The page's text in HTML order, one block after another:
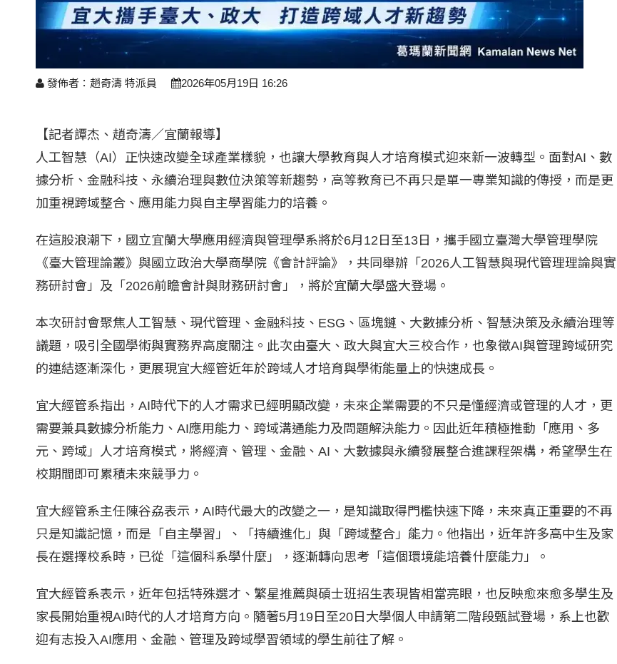
發佈者：趙奇濤 特派員 2026年05月19日 16:26
【記者譚杰、趙奇濤／宜蘭報導】
人工智慧（AI）正快速改變全球產業樣貌，也讓大學教育與人才培育模式迎來新一波轉型。面對AI、數
據分析、金融科技、永續治理與數位決策等新趨勢，高等教育已不再只是單一專業知識的傳授，而是更
加重視跨域整合、應用能力與自主學習能力的培養。
在這股浪潮下，國立宜蘭大學應用經濟與管理學系將於6月12日至13日，攜手國立臺灣大學管理學院
《臺大管理論叢》與國立政治大學商學院《會計評論》，共同舉辦「2026人工智慧與現代管理理論與實
務研討會」及「2026前瞻會計與財務研討會」，將於宜蘭大學盛大登場。
本次研討會聚焦人工智慧、現代管理、金融科技、ESG、區塊鏈、大數據分析、智慧決策及永續治理等
議題，吸引全國學術與實務界高度關注。此次由臺大、政大與宜大三校合作，也象徵AI與管理跨域研究
的連結逐漸深化，更展現宜大經管近年於跨域人才培育與學術能量上的快速成長。
宜大經管系指出，AI時代下的人才需求已經明顯改變，未來企業需要的不只是懂經濟或管理的人才，更
需要兼具數據分析能力、AI應用能力、跨域溝通能力及問題解決能力。因此近年積極推動「應用、多
元、跨域」人才培育模式，將經濟、管理、金融、AI、大數據與永續發展整合進課程架構，希望學生在
校期間即可累積未來競爭力。
宜大經管系主任陳谷劦表示，AI時代最大的改變之一，是知識取得門檻快速下降，未來真正重要的不再
只是知識記憶，而是「自主學習」、「持續進化」與「跨域整合」能力。他指出，近年許多高中生及家
長在選擇校系時，已從「這個科系學什麼」，逐漸轉向思考「這個環境能培養什麼能力」。
宜大經管系表示，近年包括特殊選才、繁星推薦與碩士班招生表現皆相當亮眼，也反映愈來愈多學生及
家長開始重視AI時代的人才培育方向。隨著5月19日至20日大學個人申請第二階段甄試登場，系上也歡
迎有志投入AI應用、金融、管理及跨域學習領域的學生前往了解。